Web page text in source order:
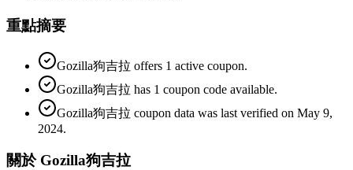
重點摘要
Gozilla狗吉拉 offers 1 active coupon.
Gozilla狗吉拉 has 1 coupon code available.
Gozilla狗吉拉 coupon data was last verified on May 9,
2024.
關於 Gozilla狗吉拉